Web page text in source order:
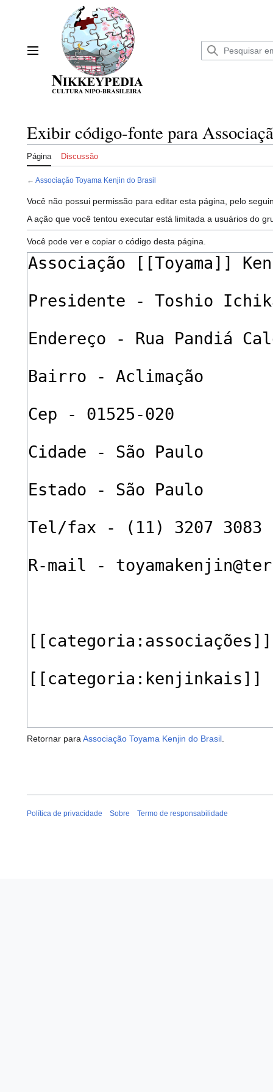
Menu principal
Exibir código-fonte para
Página Discussão
← Associação Toyama Kenjin do Brasil
Você não possui permissão para editar esta página, pelo
A ação que você tentou executar está limitada a usuários do
Você pode ver e copiar o código desta página.
Retornar para Associação Toyama Kenjin do Brasil
Política de privacidade Sobre Termo de responsabilidade